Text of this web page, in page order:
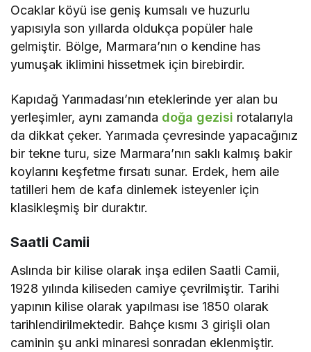
Ocaklar köyü ise geniş kumsalı ve huzurlu
yapısıyla son yıllarda oldukça popüler hale
gelmiştir. Bölge, Marmara’nın o kendine has
yumuşak iklimini hissetmek için birebirdir.
Kapıdağ Yarımadası’nın eteklerinde yer alan bu
yerleşimler, aynı zamanda doğa gezisi rotalarıyla
da dikkat çeker. Yarımada çevresinde yapacağınız
bir tekne turu, size Marmara’nın saklı kalmış bakir
koylarını keşfetme fırsatı sunar. Erdek, hem aile
tatilleri hem de kafa dinlemek isteyenler için
klasikleşmiş bir duraktır.
Saatli Camii
Aslında bir kilise olarak inşa edilen Saatli Camii,
1928 yılında kiliseden camiye çevrilmiştir. Tarihi
yapının kilise olarak yapılması ise 1850 olarak
tarihlendirilmektedir. Bahçe kısmı 3 girişli olan
caminin şu anki minaresi sonradan eklenmiştir.